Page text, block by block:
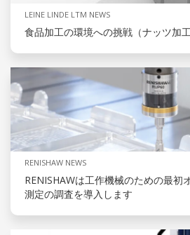
LEINE LINDE LTM NEWS
食品加工の環境への挑戦（ナッツ加
RENISHAW NEWS
RENISHAWは工作機械のための最初
測定の調査を導入します